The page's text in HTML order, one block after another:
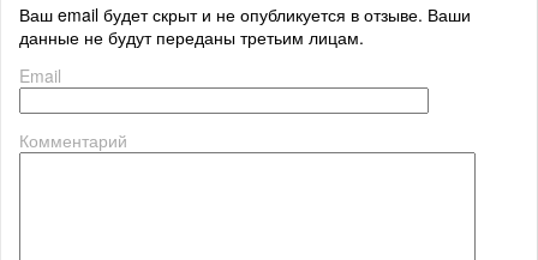
Ваш email будет скрыт и не опубликуется в отзыве. Ваши
данные не будут переданы третьим лицам.
Email
Комментарий